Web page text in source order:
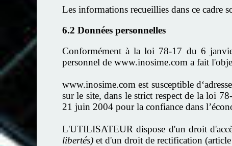
Les informations recueillies dans ce cadre
6.2 Données personnelles
Conformément à la loi 78-17 du 6
personnel de www.inosime.com a fait
www.inosime.com est susceptible
sur le site, dans le strict respect de la loi
21 juin 2004 pour la confiance dans
L'UTILISATEUR dispose d'un droit
libertés) et d'un droit de rectification